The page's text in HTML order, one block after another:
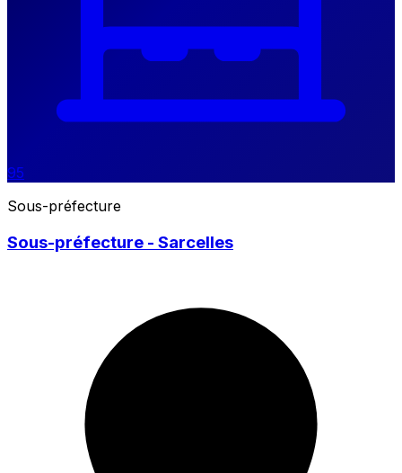
95
Sous-préfecture
Sous-préfecture - Sarcelles